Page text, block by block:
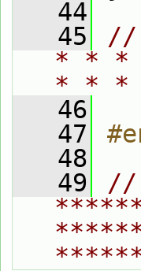
   44
   45
//
* * *
* *
   46
   47
   48
   49
//